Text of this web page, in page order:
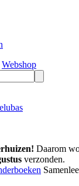
Webshop
Daarom
verzonden.